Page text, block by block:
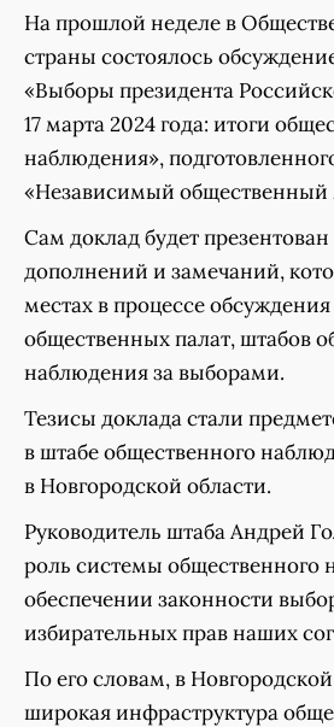
На прошлой неделе в
страны состоялось
«Выборы президента
17 марта 2024 года: итоги
наблюдения»,
«Независимый общественный
Сам доклад будет
дополнений и замечаний,
местах в процессе
общественных палат, штабов
наблюдения за выборами.
Тезисы доклада стали
в штабе общественного
в Новгородской области.
Руководитель штаба Андрей
роль системы общественного
обеспечении законности
избирательных прав наших
По его словам, в
широкая инфраструктура